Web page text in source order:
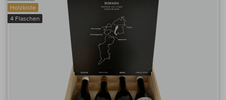
Holzkiste
4 Flaschen